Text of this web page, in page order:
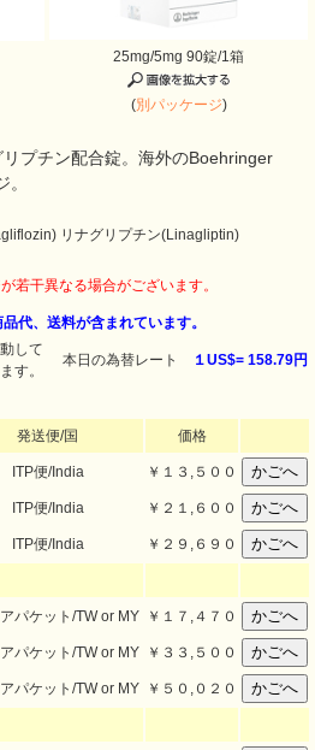
25mg/5mg 90錠/1箱
(別パッケージ)
プチン配合錠。海外のBoehringer
リナグリプチン(Linagliptin)
若干異なる場合がございます。
代、送料が含まれています。
して
す。
本日の為替レート １US$= 158.79円
発送便/国 価格
ITP便/India ￥ １３,５００
ITP便/India ￥ ２１,６００
ITP便/India ￥ ２９,６９０
パケット/TW or MY ￥ １７,４７０
パケット/TW or MY ￥ ３３,５００
パケット/TW or MY ￥ ５０,０２０